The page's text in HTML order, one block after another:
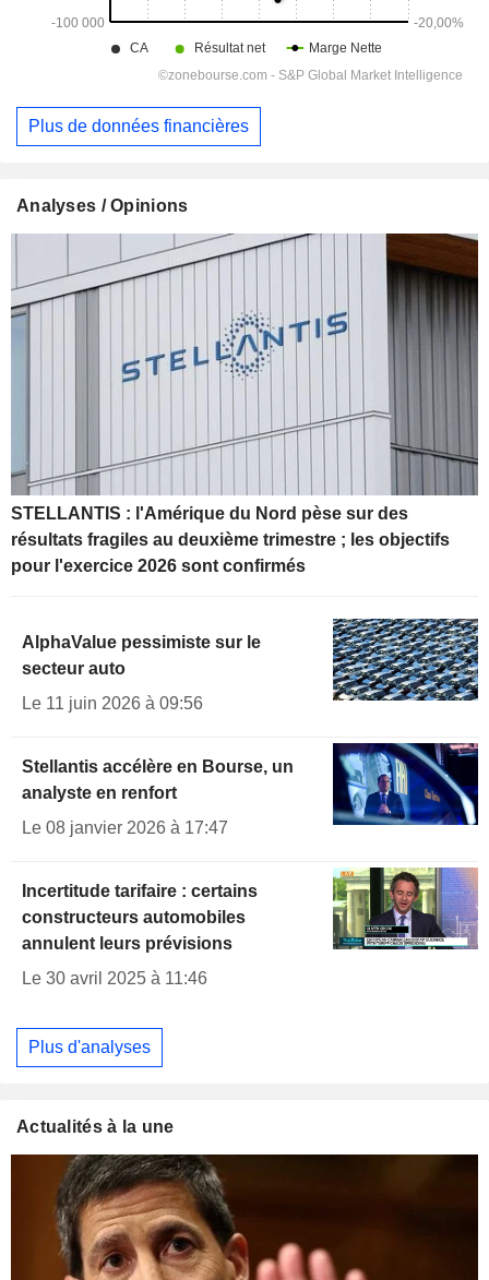
Plus de données financières
Analyses / Opinions
STELLANTIS : l'Amérique du Nord pèse sur des
résultats fragiles au deuxième trimestre ; les objectifs
pour l'exercice 2026 sont confirmés
AlphaValue pessimiste sur le
secteur auto
Le 11 juin 2026 à 09:56
Stellantis accélère en Bourse, un
analyste en renfort
Le 08 janvier 2026 à 17:47
Incertitude tarifaire : certains
constructeurs automobiles
annulent leurs prévisions
Le 30 avril 2025 à 11:46
Plus d'analyses
Actualités à la une